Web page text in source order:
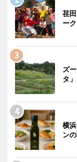
荏
ー
ズ
タ
横
ン